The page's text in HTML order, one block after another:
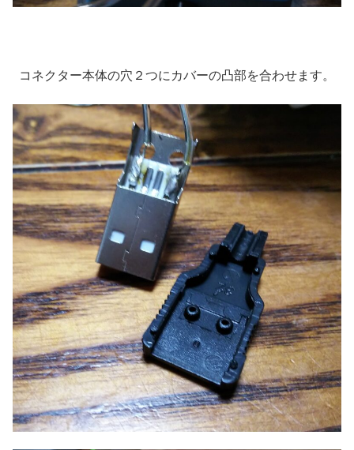
コネクター本体の穴２つにカバーの凸部を合わせます。